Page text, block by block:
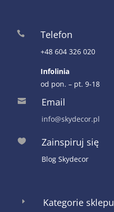
 Telefon
+48 604 326 020
Infolinia
od pon. – pt. 9-18
 Email
info@skydecor.pl
 Zainspiruj się
Blog Skydecor
E Kategorie sklepu